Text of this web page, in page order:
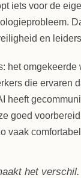
iets voor de
en
het omgekeerde
die ervaren
heeft
goed
vaak
het